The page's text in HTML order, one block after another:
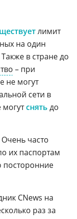
лимит
на один
в стране до
– при
не могут
сети в
могутснять до
часто
их паспортам
посторонние
CNews на
раз за